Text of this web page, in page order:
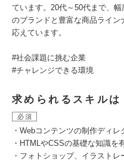
ています。20代～50代まで、
のブランドと豊富な商品ライ
応えています。
#社会課題に挑む企業
#チャレンジできる環境
求められるスキルは
必須
・Webコンテンツの制作ディ
・HTMLやCSSの基礎な知識を
・フォトショップ、イラスト